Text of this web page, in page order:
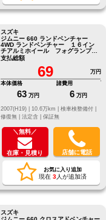
スズキ
ジムニー 660 ランドベンチャー
4WD ランドベンチャー １６イン
チアルミホイール フォグランプ
ＣＤ再生可 ＦＭトランスミッタ
ー
支払総額
69
万円
本体価格
63 万円
諸費用
6 万円
修復無 | 法定含 | 保証無
＼無料／
在庫・見積り 店舗に電話
お気に入り追加
現在 3人が追加済
スズキ